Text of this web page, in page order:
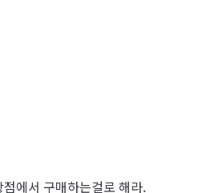
에서 구매하는걸로 해라.